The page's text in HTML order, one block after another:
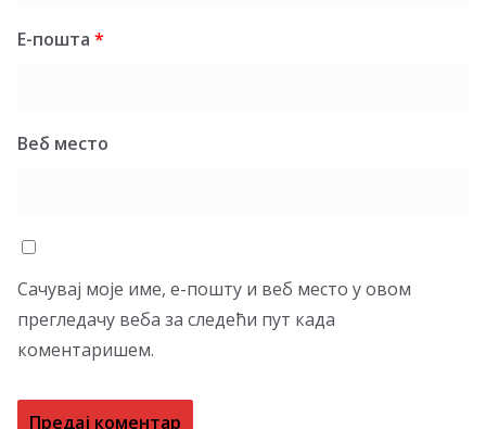
Е-пошта *
Веб место
Сачувај моје име, е-пошту и веб место у овом
прегледачу веба за следећи пут када
коментаришем.